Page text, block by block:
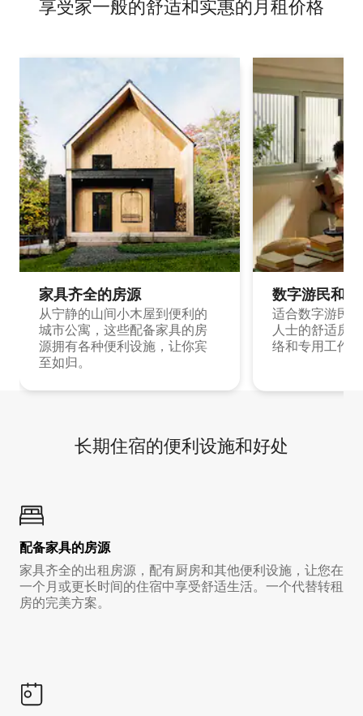
享受家一般的舒适和实惠的月租价格
家具齐全的房源
从宁静的山间小木屋到便利的
城市公寓，这些配备家具的房
源拥有各种便利设施，让你宾
至如归。
数字游民和
适合数字游民
人士的舒适房
络和专用工作
长期住宿的便利设施和好处
配备家具的房源
家具齐全的出租房源，配有厨房和其他便利设施，让您在
一个月或更长时间的住宿中享受舒适生活。一个代替转租
房的完美方案。